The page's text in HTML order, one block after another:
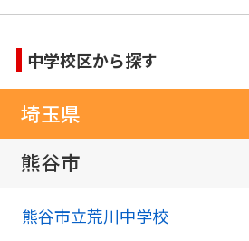
中学校区から探す
埼玉県
熊谷市
熊谷市立荒川中学校